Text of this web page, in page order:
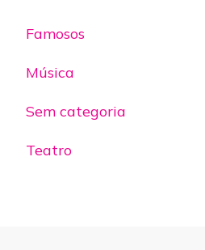
Famosos
Música
Sem categoria
Teatro